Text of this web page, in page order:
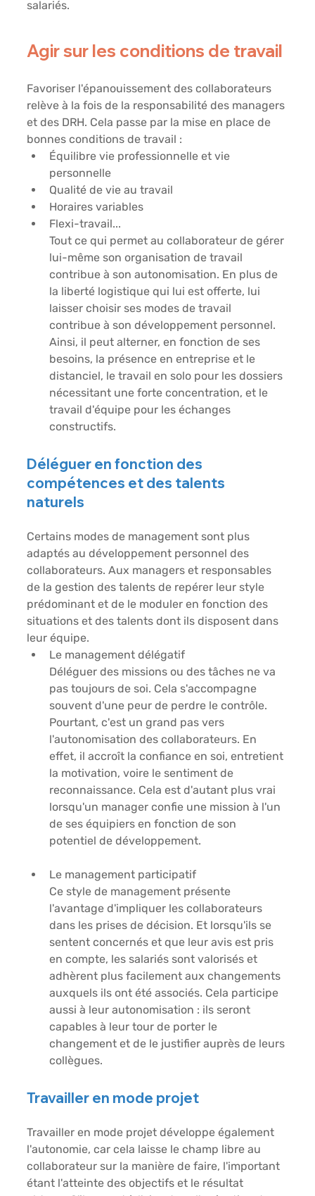
salariés.
Agir sur les conditions de travail
Favoriser l'épanouissement des collaborateurs
relève à la fois de la responsabilité des managers
et des DRH. Cela passe par la mise en place de
bonnes conditions de travail :
Équilibre vie professionnelle et vie
personnelle
Qualité de vie au travail
Horaires variables
Flexi-travail...
Tout ce qui permet au collaborateur de gérer
lui-même son organisation de travail
contribue à son autonomisation. En plus de
la liberté logistique qui lui est offerte, lui
laisser choisir ses modes de travail
contribue à son développement personnel.
Ainsi, il peut alterner, en fonction de ses
besoins, la présence en entreprise et le
distanciel, le travail en solo pour les dossiers
nécessitant une forte concentration, et le
travail d'équipe pour les échanges
constructifs.
Déléguer en fonction des
compétences et des talents
naturels
Certains modes de management sont plus
adaptés au développement personnel des
collaborateurs. Aux managers et responsables
de la gestion des talents de repérer leur style
prédominant et de le moduler en fonction des
situations et des talents dont ils disposent dans
leur équipe.
Le management délégatif
Déléguer des missions ou des tâches ne va
pas toujours de soi. Cela s'accompagne
souvent d'une peur de perdre le contrôle.
Pourtant, c'est un grand pas vers
l'autonomisation des collaborateurs. En
effet, il accroît la confiance en soi, entretient
la motivation, voire le sentiment de
reconnaissance. Cela est d'autant plus vrai
lorsqu'un manager confie une mission à l'un
de ses équipiers en fonction de son
potentiel de développement.
Le management participatif
Ce style de management présente
l'avantage d'impliquer les collaborateurs
dans les prises de décision. Et lorsqu'ils se
sentent concernés et que leur avis est pris
en compte, les salariés sont valorisés et
adhèrent plus facilement aux changements
auxquels ils ont été associés. Cela participe
aussi à leur autonomisation : ils seront
capables à leur tour de porter le
changement et de le justifier auprès de leurs
collègues.
Travailler en mode projet
Travailler en mode projet développe également
l'autonomie, car cela laisse le champ libre au
collaborateur sur la manière de faire, l'important
étant l'atteinte des objectifs et le résultat